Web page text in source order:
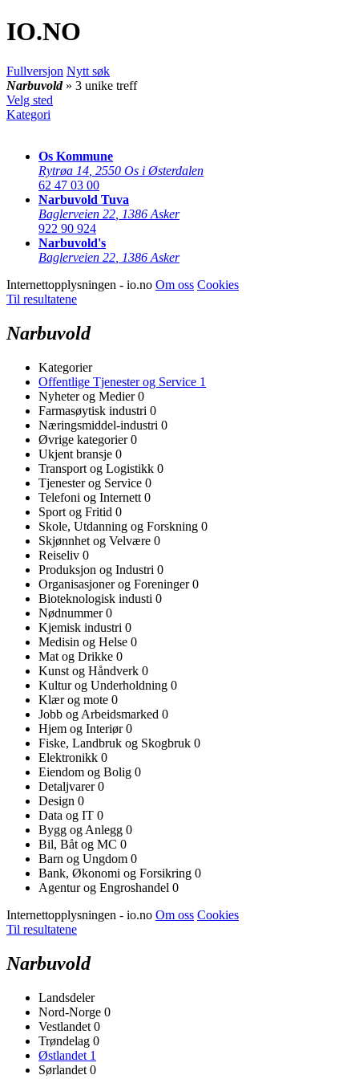
IO.NO
Fullversjon Nytt søk
Narbuvold » 3 unike treff
Velg sted
Kategori
Os Kommune
Rytrøa 14 2550 Os i Østerdalen
62 47 03 00
Narbuvold Tuva
Baglerveien 22 1386 Asker
922 90 924
Narbuvold's
Baglerveien 22 1386 Asker
Internettopplysningen - io.no Om oss Cookies
Til resultatene
Narbuvold
Kategorier
Offentlige Tjenester og Service 1
Nyheter og Medier0
Farmasøytisk industri 0
Næringsmiddel-industri 0
Øvrige kategorier0
Ukjent bransje 0
Transport og Logistikk 0
Tjenester og Service 0
Telefoni og Internett 0
Sport og Fritid 0
Skole, Utdanning og Forskning 0
Skjønnhet og Velvære 0
Reiseliv 0
Produksjon og Industri 0
Organisasjoner og Foreninger0
Bioteknologisk industi 0
Nødnummer0
Kjemisk industri 0
Medisin og Helse 0
Mat og Drikke 0
Kunst og Håndverk 0
Kultur og Underholdning 0
Klær og mote 0
Jobb og Arbeidsmarked 0
Hjem og Interiør0
Fiske, Landbruk og Skogbruk 0
Elektronikk 0
Eiendom og Bolig 0
Detaljvarer0
Design 0
Data og IT 0
Bygg og Anlegg 0
Bil, Båt og MC 0
Barn og Ungdom 0
Bank, Økonomi og Forsikring 0
Agentur og Engroshandel 0
Internettopplysningen - io.no Om oss Cookies
Til resultatene
Narbuvold
Landsdeler
Nord-Norge 0
Vestlandet 0
Trøndelag 0
Østlandet 1
Sørlandet 0